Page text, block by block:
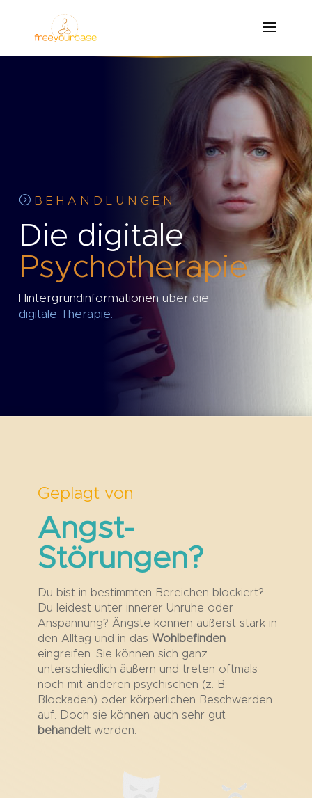
= B E H A N D L U N G E N
Die digitale
Psychotherapie
Hintergrundinformationen über die
digitale Therapie.
Geplagt von
Angst-
Störungen?
Du bist in bestimmten Bereichen blockiert?
Du leidest unter innerer Unruhe oder
Anspannung? Ängste können äußerst stark in
den Alltag und in das Wohlbefinden
eingreifen. Sie können sich ganz
unterschiedlich äußern und treten oftmals
noch mit anderen psychischen (z. B.
Blockaden) oder körperlichen Beschwerden
auf. Doch sie können auch sehr gut
behandeltwerden.